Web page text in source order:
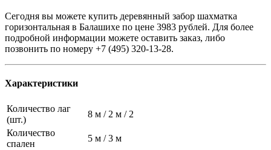
Сегодня вы можете купить деревянный забор шахматка
горизонтальная в Балашихе по цене 3983 рублей. Для более
подробной информации можете оставить заказ, либо
позвонить по номеру +7 (495) 320-13-28.
Характеристики
Количество лаг
(шт.)
8 м / 2 м / 2
Количество
спален
5 м / 3 м